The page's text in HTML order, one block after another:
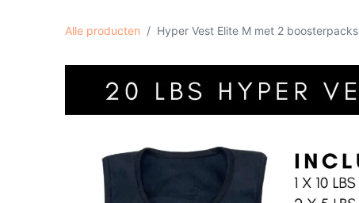
Alle producten Hyper Vest Elite M met 2 boosterpacks